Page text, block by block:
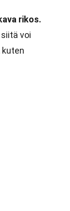
rikos.
voi